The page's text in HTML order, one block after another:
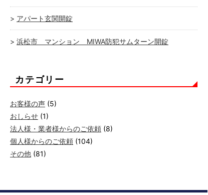
アパート玄関開錠
浜松市 マンション MIWA防犯サムターン開錠
カテゴリー
お客様の声 (5)
おしらせ (1)
法人様・業者様からのご依頼 (8)
個人様からのご依頼 (104)
その他 (81)